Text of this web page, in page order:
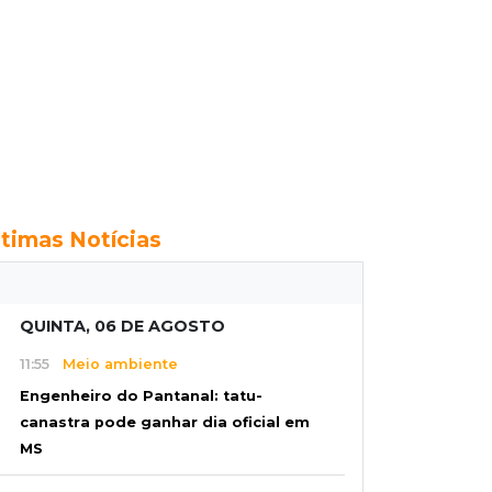
Notícias
QUINTA, 06 DE AGOSTO
11:55 Meio ambiente
Engenheiro do Pantanal: tatu-
canastra pode ganhar dia oficial em
MS